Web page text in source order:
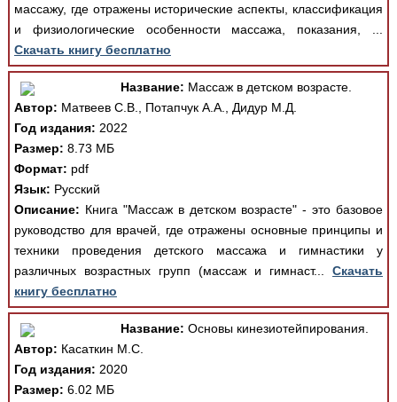
массажу, где отражены исторические аспекты, классификация
и физиологические особенности массажа, показания, ...
Скачать книгу бесплатно
Название: Массаж в детском возрасте.
Автор: Матвеев С.В., Потапчук А.А., Дидур М.Д.
Год издания: 2022
Размер: 8.73 МБ
Формат: pdf
Язык: Русский
Описание: Книга "Массаж в детском возрасте" - это базовое
руководство для врачей, где отражены основные принципы и
техники проведения детского массажа и гимнастики у
различных возрастных групп (массаж и гимнаст...Скачать
книгу бесплатно
Название: Основы кинезиотейпирования.
Автор: Касаткин М.С.
Год издания: 2020
Размер: 6.02 МБ